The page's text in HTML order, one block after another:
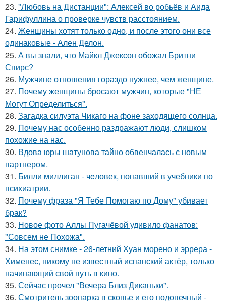
23. "Любовь на Дистанции": Алексей во робьёв и Аида
Гарифуллина о проверке чувств расстоянием.
24. Женщины хотят только одно, и после этого они все
одинаковые - Ален Делон.
25. А вы знали, что Майкл Джексон обожал Бритни
Спирс?
26. Мужчине отношения гораздо нужнее, чем женщине.
27. Почему женщины бросают мужчин, которые "НЕ
Могут Определиться".
28. Загадка силуэта Чикаго на фоне заходящего солнца.
29. Почему нас особенно раздражают люди, слишком
похожие на нас.
30. Вдова юры шатунова тайно обвенчалась с новым
партнером.
31. Билли миллиган - чeловек, попавший в учебники по
психиатрии.
32. Почему фраза "Я Тебе Помогаю по Дому" убивает
брак?
33. Новое фото Аллы Пугачёвой удивило фанатов:
"Совсем не Похожа".
34. На этом снимке - 26-летний Хуан морено и эррера -
Хименес, никому не известный испанский актёр, только
начинающий свой путь в кино.
35. Сейчас прочел "Вечера Близ Диканьки".
36. Смотритель зоопарка в скопье и его подопечный -